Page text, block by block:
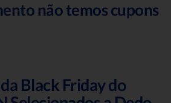
não temos cupons
Black Friday do